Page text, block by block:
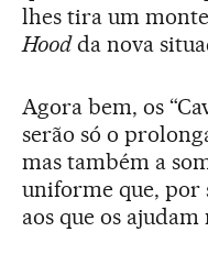
lhes tira um
Hoodda nova
Agora bem, os
serão só o
mas também a
uniforme que, por
aos que os ajudam